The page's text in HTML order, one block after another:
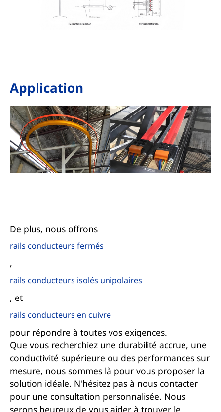
Application
De plus, nous offrons
rails conducteurs fermés
,
rails conducteurs isolés unipolaires
, et
rails conducteurs en cuivre
pour répondre à toutes vos exigences.
Que vous recherchiez une durabilité accrue, une
conductivité supérieure ou des performances sur
mesure, nous sommes là pour vous proposer la
solution idéale. N'hésitez pas à nous contacter
pour une consultation personnalisée. Nous
serons heureux de vous aider à trouver le